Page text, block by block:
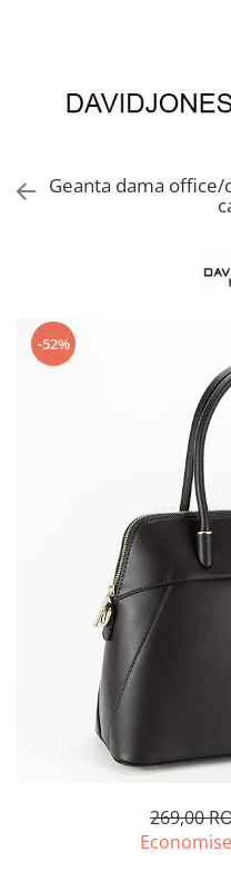
Accesorii
Genti din piele
Cizme si botine
Mocasini si balerini
Geanta dama office/
-52%
269,00